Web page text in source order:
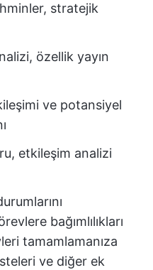
stratejik
özellik yayın
ve potansiyel
etkileşim analizi
bağımlılıkları
tamamlamanıza
ve diğer ek